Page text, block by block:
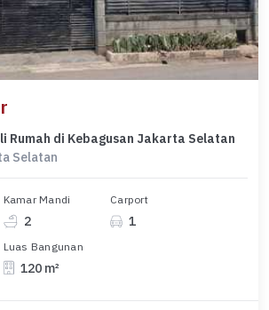
Rumah di Kebagusan Jakarta Selatan
Selatan
Kamar Mandi
2
Carport
1
Luas Bangunan
120 m²